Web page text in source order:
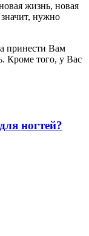
жизнь, новая
нужно
принести Вам
Кроме того, у Вас
ногтей?